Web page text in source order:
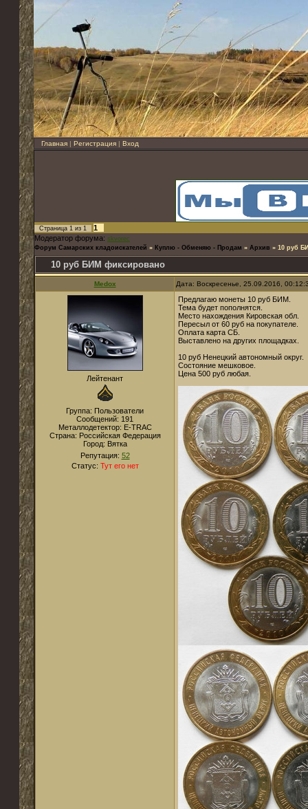
Главная | Регистрация | Вход
Страница 1 из 1
1
Модератор форума: skvorec
Форум Самарских кладоискателей » Куплю - Обменяю - Продам » Архив » 10 руб
10 руб БИМ фиксировано
Medox Дата: Воскресенье, 25.09.2016,
Лейтенант
Группа: Пользователи
Сообщений: 191
Металлодетектор: E-TRAC
Страна: Российская Федерация
Город: Вятка
Репутация: 52
Статус: Тут его нет
Предлагаю монеты 10 руб БИМ.
Тема будет пополнятся.
Место нахождения Кировская обл.
Пересыл от 60 руб на покупателе.
Оплата карта СБ.
Выставлено на других площадках.
10 руб Ненецкий автономный округ.
Состояние мешковое.
Цена 500 руб любая.